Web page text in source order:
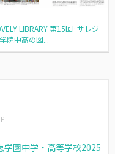
LIBRARY 第15回·サレジ
院中高の図...
学園中学・高等学校2025